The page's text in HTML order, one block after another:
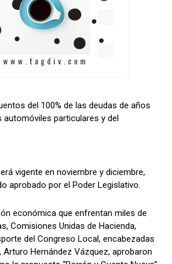
del 100% de las deudas de años
automóviles particulares y del
vigente en noviembre y diciembre,
aprobado por el Poder Legislativo.
económica que enfrentan miles de
Comisiones Unidas de Hacienda,
del Congreso Local, encabezadas
Hernández Vázquez, aprobaron